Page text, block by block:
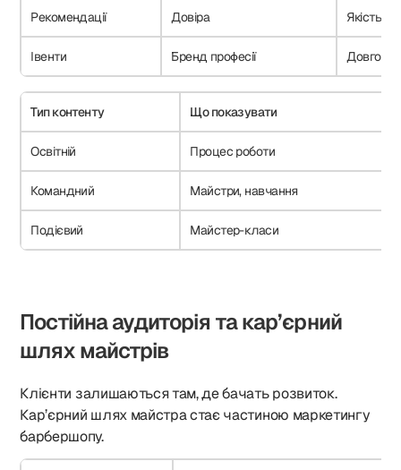
Рекомендації Довіра Якість
Івенти Бренд професії
Тип контенту Що показувати
Освітній Процес роботи
Командний Майстри, навчання
Подієвий Майстер-класи
Постійна аудиторія та кар’єрний
шлях майстрів
Клієнти залишаються там, де бачать розвиток.
Кар’єрний шлях майстра стає частиною маркетингу
барбершопу.